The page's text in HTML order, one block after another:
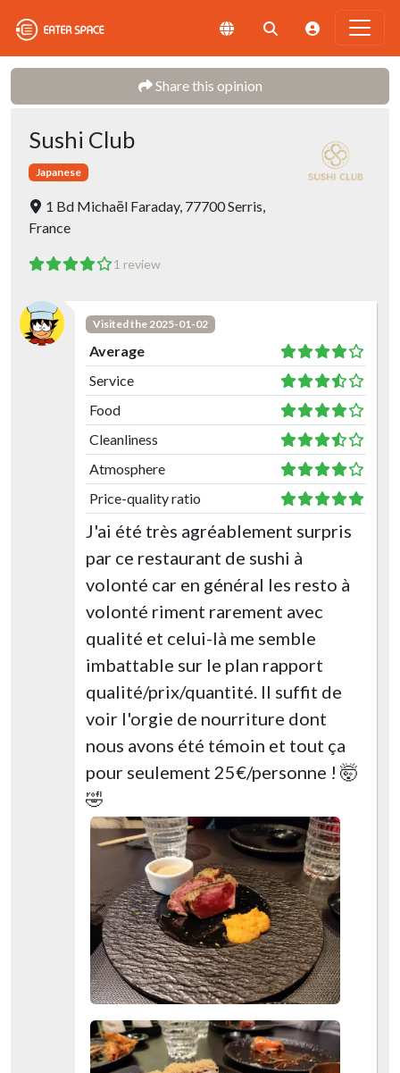
Share this opinion
Sushi Club
Japanese
1 Bd Michaēl Faraday, 77700 Serris,
France
1 review
Visited the 2025-01-02
Average
Service
Food
Cleanliness
Atmosphere
Price-quality ratio
J'ai été très agréablement surpris
par ce restaurant de sushi à
volonté car en général les resto à
volonté riment rarement avec
qualité et celui-là me semble
imbattable sur le plan rapport
qualité/prix/quantité. Il suffit de
voir l'orgie de nourriture dont
nous avons été témoin et tout ça
pour seulement 25€/personne ! 🤯
🤣